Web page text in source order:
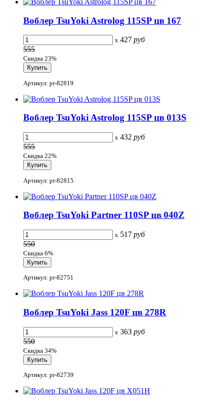
Воблер TsuYoki Astrolog 115SP цв 167
x 427 руб
555
Скидка 23%
Артикул: pr-82819
Воблер TsuYoki Astrolog 115SP цв 013S
x 432 руб
555
Скидка 22%
Артикул: pr-82815
Воблер TsuYoki Partner 110SP цв 040Z
x 517 руб
550
Скидка 6%
Артикул: pr-82751
Воблер TsuYoki Jass 120F цв 278R
x 363 руб
550
Скидка 34%
Артикул: pr-82739